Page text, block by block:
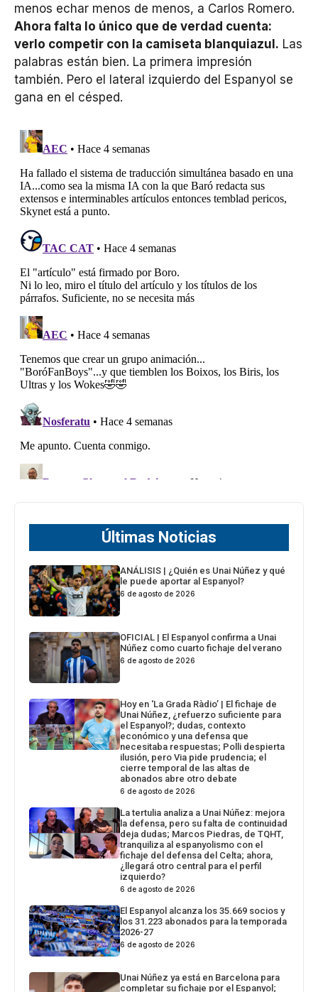
menos echar menos de menos, a Carlos Romero.
Ahora falta lo único que de verdad cuenta:
verlo competir con la camiseta blanquiazul. Las
palabras están bien. La primera impresión
también. Pero el lateral izquierdo del Espanyol se
gana en el césped.
Últimas Noticias
ANÁLISIS | ¿Quién es Unai Núñez y qué
le puede aportar al Espanyol?
6 de agosto de 2026
OFICIAL | El Espanyol confirma a Unai
Núñez como cuarto fichaje del verano
6 de agosto de 2026
Hoy en ‘La Grada Ràdio’ | El fichaje de
Unai Núñez, ¿refuerzo suficiente para
el Espanyol?; dudas, contexto
económico y una defensa que
necesitaba respuestas; Polli despierta
ilusión, pero Via pide prudencia; el
cierre temporal de las altas de
abonados abre otro debate
6 de agosto de 2026
La tertulia analiza a Unai Núñez: mejora
la defensa, pero su falta de continuidad
deja dudas; Marcos Piedras, de TQHT,
tranquiliza al espanyolismo con el
fichaje del defensa del Celta; ahora,
¿llegará otro central para el perfil
izquierdo?
6 de agosto de 2026
El Espanyol alcanza los 35.669 socios y
los 31.223 abonados para la temporada
2026-27
6 de agosto de 2026
Unai Núñez ya está en Barcelona para
completar su fichaje por el Espanyol;